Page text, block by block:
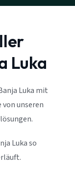
Luka
Luka mit
unseren
Luka so